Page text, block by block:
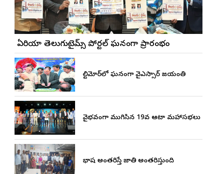
బే ఏరియా తెలుగుటైమ్స్ పోర్టల్ ఘనంగా ప్రారంభం
బాల్టిమోర్‌లో ఘనంగా వైఎస్సార్‌ జయంతి
వైభవంగా ముగిసిన 19వ ఆటా మహాసభలు
భాష అంతరిస్తే జాతి అంతరిస్తుంది